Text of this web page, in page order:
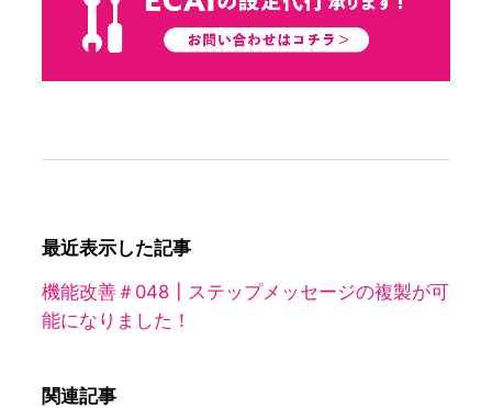
最近表示した記事
機能改善＃048┃ステップメッセージの複製が可
能になりました！
関連記事